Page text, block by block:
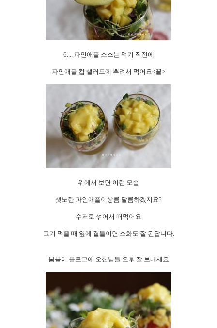
6.... 파인애플 소스는 먹기 직전에
파인애플 컵 샐러드에 뿌려서 먹어요<끝>
위에서 보면 이런 모습
샛노란 파인애플이상큼 달큼하겠지요?
수저로 섞어서 떠먹어요
고기 먹을 때 옆에 곁들이면 소화도 잘 된답니다.
봄봄이 블로그에 오신님들 오후 잘 보내세요